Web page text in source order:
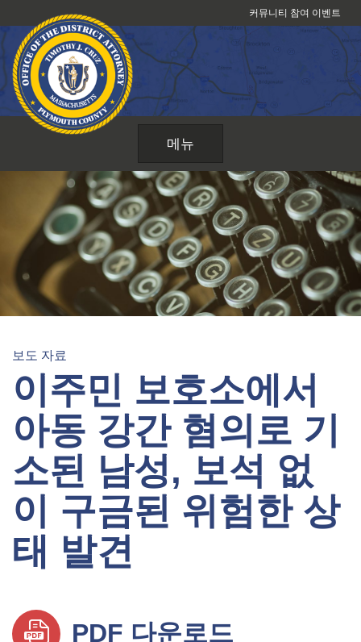
텐
츠
건
커뮤니티 참여 이벤트
메뉴
보도 자료
이주민 보호소에서
아동 강간 혐의로 기
소된 남성, 보석 없
이 구금된 위험한 상
태 발견
PDF 다운로드